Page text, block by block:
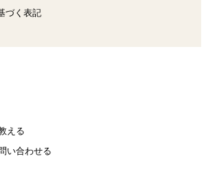
づく表記
える
い合わせる